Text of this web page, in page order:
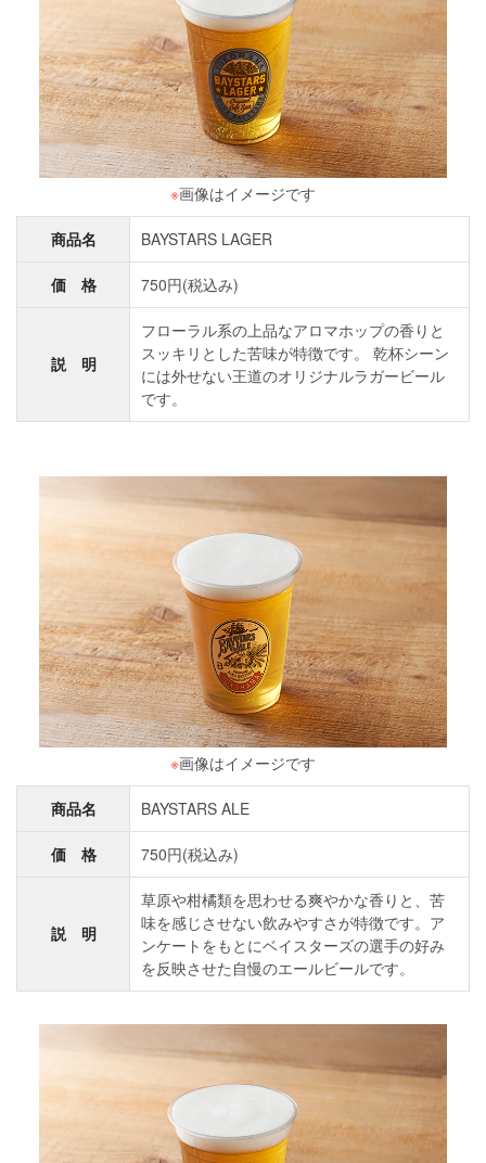
※画像はイメージです
商品名 BAYSTARS LAGER
価 格 750円(税込み)
説 明
フローラル系の上品なアロマホップの香りと
スッキリとした苦味が特徴です。 乾杯シーン
には外せない王道のオリジナルラガービール
です。
※画像はイメージです
商品名 BAYSTARS ALE
価 格 750円(税込み)
説 明
草原や柑橘類を思わせる爽やかな香りと、苦
味を感じさせない飲みやすさが特徴です。ア
ンケートをもとにベイスターズの選手の好み
を反映させた自慢のエールビールです。